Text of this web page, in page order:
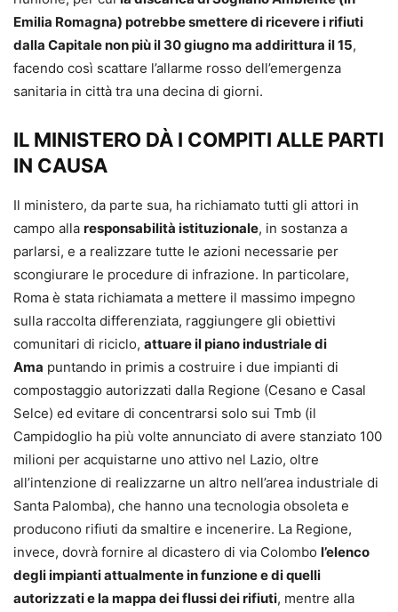
Emilia Romagna) potrebbe smettere di ricevere i rifiuti
dalla Capitale non più il 30 giugno ma addirittura il 15,
facendo così scattare l’allarme rosso dell’emergenza
sanitaria in città tra una decina di giorni.
IL MINISTERO DÀ I COMPITI ALLE PARTI
IN CAUSA
Il ministero, da parte sua, ha richiamato tutti gli attori in
campo alla responsabilità istituzionale, in sostanza a
parlarsi, e a realizzare tutte le azioni necessarie per
scongiurare le procedure di infrazione. In particolare,
Roma è stata richiamata a mettere il massimo impegno
sulla raccolta differenziata, raggiungere gli obiettivi
comunitari di riciclo, attuare il piano industriale di
Ama puntando in primis a costruire i due impianti di
compostaggio autorizzati dalla Regione (Cesano e Casal
Selce) ed evitare di concentrarsi solo sui Tmb (il
Campidoglio ha più volte annunciato di avere stanziato 100
milioni per acquistarne uno attivo nel Lazio, oltre
all’intenzione di realizzarne un altro nell’area industriale di
Santa Palomba), che hanno una tecnologia obsoleta e
producono rifiuti da smaltire e incenerire. La Regione,
invece, dovrà fornire al dicastero di via Colombo l’elenco
degli impianti attualmente in funzione e di quelli
autorizzati e la mappa dei flussi dei rifiuti, mentre alla